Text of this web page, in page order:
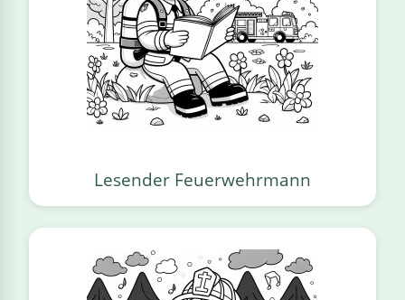
Lesender Feuerwehrmann